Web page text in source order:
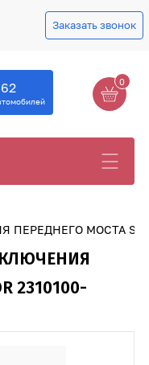
Заказать звонок
0
МОСТА
2310100-